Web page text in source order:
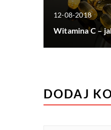
12-08-2018
Witamina C –
DODAJ